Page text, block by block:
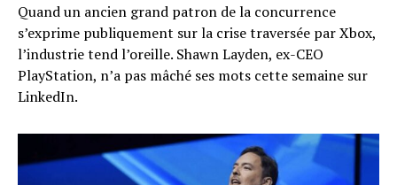
Quand un ancien grand patron de la concurrence
s’exprime publiquement sur la crise traversée par Xbox,
l’industrie tend l’oreille. Shawn Layden, ex-CEO
PlayStation, n’a pas mâché ses mots cette semaine sur
LinkedIn.